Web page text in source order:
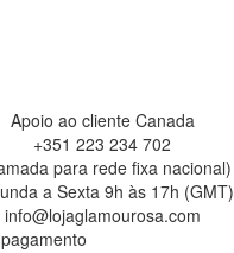
Apoio ao cliente Canada
+351 223 234 702
para rede fixa nacional)
a Sexta 9h às 17h (GMT)
info@lojaglamourosa.com